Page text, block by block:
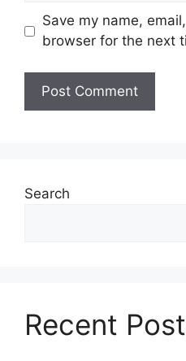
Save my name,
browser for the next
Search
Recent